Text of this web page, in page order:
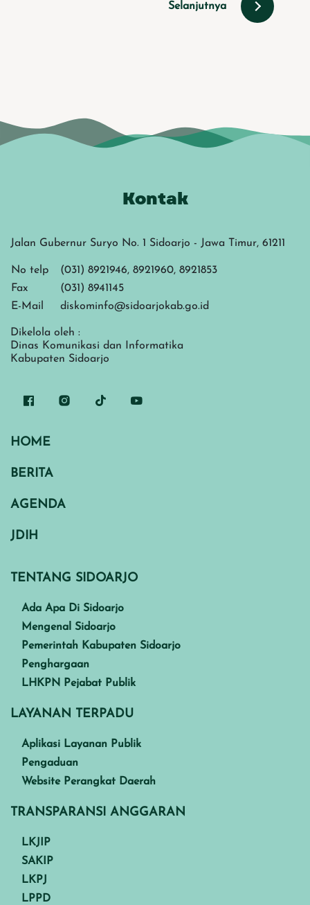
Selanjutnya
Kontak
Jalan Gubernur Suryo No. 1 Sidoarjo - Jawa Timur, 61211
No telp
(031) 8921946, 8921960, 8921853
Fax
(031) 8941145
E-Mail
diskominfo@sidoarjokab.go.id
Dikelola oleh :
Dinas Komunikasi dan Informatika
Kabupaten Sidoarjo
HOME
BERITA
AGENDA
JDIH
TENTANG SIDOARJO
Ada Apa Di Sidoarjo
Mengenal Sidoarjo
Pemerintah Kabupaten Sidoarjo
Penghargaan
LHKPN Pejabat Publik
LAYANAN TERPADU
Aplikasi Layanan Publik
Pengaduan
Website Perangkat Daerah
TRANSPARANSI ANGGARAN
LKJIP
SAKIP
LKPJ
LPPD